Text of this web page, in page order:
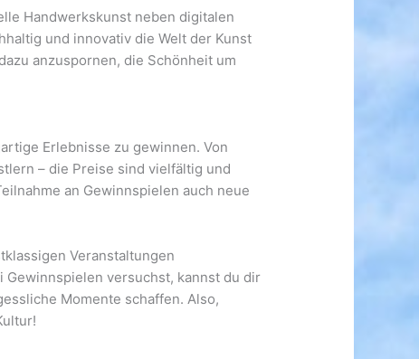
Handwerkskunst neben digitalen
und innovativ die Welt der Kunst
anzuspornen, die Schönheit um
Erlebnisse zu gewinnen. Von
– die Preise sind vielfältig und
an Gewinnspielen auch neue
Veranstaltungen
versuchst, kannst du dir
Momente schaffen. Also,